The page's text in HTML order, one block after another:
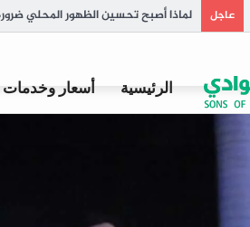
عاجل تاريخ الكبسة السعودية وأصل تسميتها
الرئيسية أسعار وخدمات